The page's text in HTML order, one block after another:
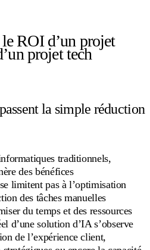
ROI d’un projet
projet tech
la simple réduction
traditionnels,
des bénéfices
limitent pas à l’optimisation
des tâches manuelles
du temps et des ressources
d’une solution d’IA s’observe
de l’expérience client,